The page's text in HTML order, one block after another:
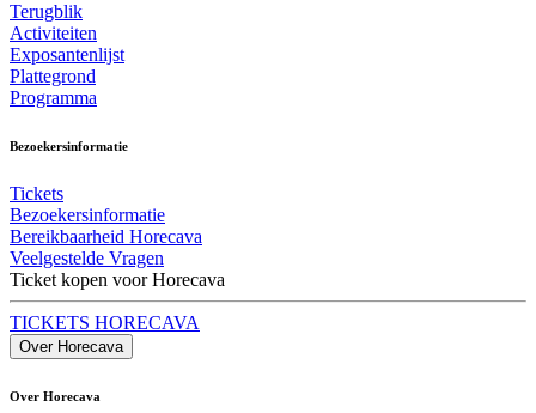
Terugblik
Activiteiten
Exposantenlijst
Plattegrond
Programma
Bezoekersinformatie
Tickets
Bezoekersinformatie
Bereikbaarheid Horecava
Veelgestelde Vragen
Ticket kopen voor Horecava
TICKETS HORECAVA
Over Horecava
Over Horecava